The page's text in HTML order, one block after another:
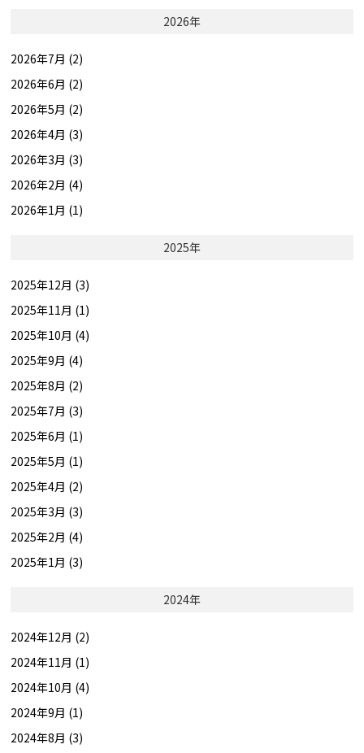
2026年
2026年7月 (2)
2026年6月 (2)
2026年5月 (2)
2026年4月 (3)
2026年3月 (3)
2026年2月 (4)
2026年1月 (1)
2025年
2025年12月 (3)
2025年11月 (1)
2025年10月 (4)
2025年9月 (4)
2025年8月 (2)
2025年7月 (3)
2025年6月 (1)
2025年5月 (1)
2025年4月 (2)
2025年3月 (3)
2025年2月 (4)
2025年1月 (3)
2024年
2024年12月 (2)
2024年11月 (1)
2024年10月 (4)
2024年9月 (1)
2024年8月 (3)